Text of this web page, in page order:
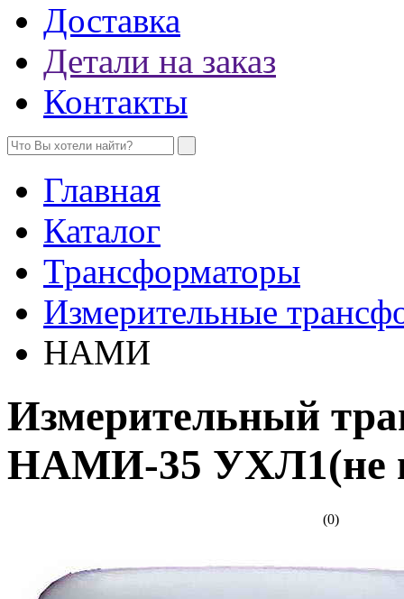
Доставка
Детали на заказ
Контакты
Главная
Каталог
Трансформаторы
Измерительные
НАМИ
Измерительный
НАМИ-35 УХЛ1(не
(0)